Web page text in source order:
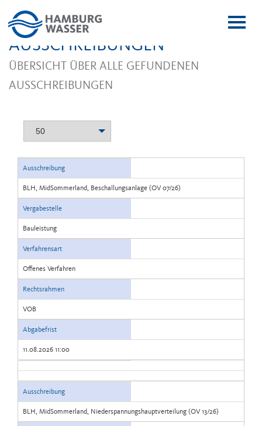
AUSSCHREIBUNGEN
ÜBERSICHT ÜBER ALLE GEFUNDENEN
AUSSCHREIBUNGEN
50
Ausschreibung
BLH, MidSommerland, Beschallungsanlage (OV 07/26)
Vergabestelle
Bauleistung
Verfahrensart
Offenes Verfahren
Rechtsrahmen
VOB
Abgabefrist
11.08.2026 11:00
Ausschreibung
BLH, MidSommerland, Niederspannungshauptverteilung (OV 13/26)